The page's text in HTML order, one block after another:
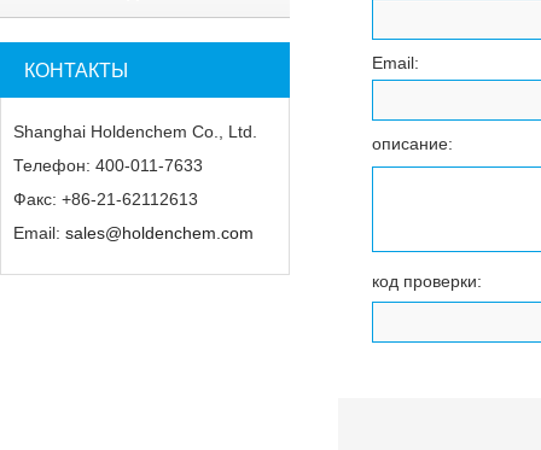
КОНТАКТЫ
Shanghai Holdenchem Co., Ltd.
Телефон: 400-011-7633
Факс: +86-21-62112613
Email: sales@holdenchem.com
Email:
описание:
код проверки: